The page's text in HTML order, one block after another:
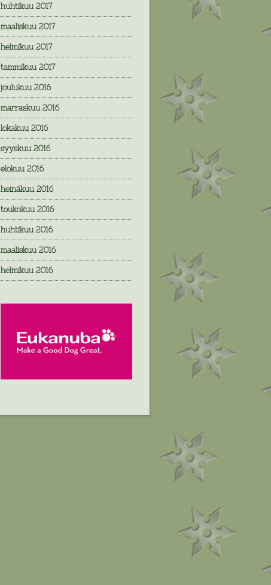
huhtikuu 2017
maaliskuu 2017
helmikuu 2017
tammikuu 2017
joulukuu 2016
marraskuu 2016
lokakuu 2016
syyskuu 2016
elokuu 2016
heinäkuu 2016
toukokuu 2016
huhtikuu 2016
maaliskuu 2016
helmikuu 2016